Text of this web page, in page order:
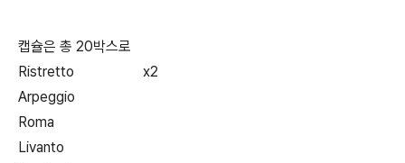
캡슐은 총 20박스로
Ristretto x2
Arpeggio
Roma
Livanto